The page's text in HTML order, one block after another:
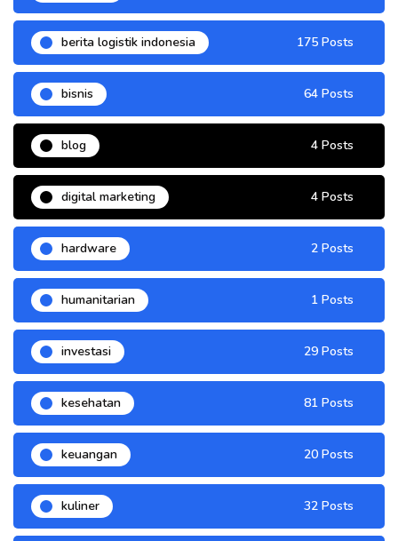
berita logistik indonesia 175 Posts
bisnis 64 Posts
blog 4 Posts
digital marketing 4 Posts
hardware 2 Posts
humanitarian 1 Posts
investasi 29 Posts
kesehatan 81 Posts
keuangan 20 Posts
kuliner 32 Posts